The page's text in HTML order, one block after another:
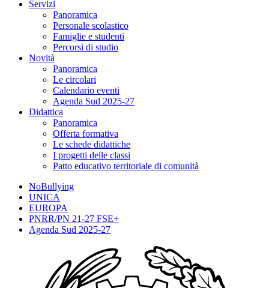
Servizi
Panoramica
Personale scolastico
Famiglie e studenti
Percorsi di studio
Novità
Panoramica
Le circolari
Calendario eventi
Agenda Sud 2025-27
Didattica
Panoramica
Offerta formativa
Le schede didattiche
I progetti delle classi
Patto educativo territoriale di comunità
NoBullying
UNICA
EUROPA
PNRR/PN 21-27 FSE+
Agenda Sud 2025-27